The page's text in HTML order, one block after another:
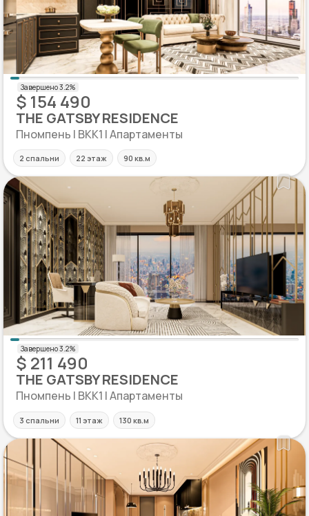
$ 154 490
THE GATSBY RESIDENCE
Пномпень | BKK1 | Апартаменты
2 спальни 22 этаж 90 кв.м
$ 211 490
THE GATSBY RESIDENCE
Пномпень | BKK1 | Апартаменты
3 спальни 11 этаж 130 кв.м